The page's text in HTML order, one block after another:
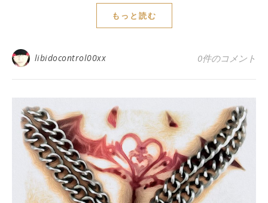
もっと読む
libidocontrol00xx 0件のコメント